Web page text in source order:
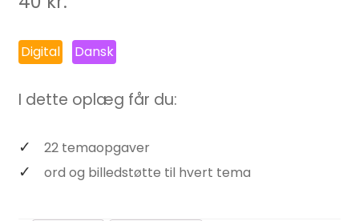
Digital Dansk
I dette oplæg får du:
22 temaopgaver
ord og billedstøtte til hvert tema